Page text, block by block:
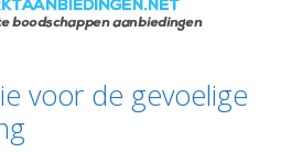
voor de gevoelige